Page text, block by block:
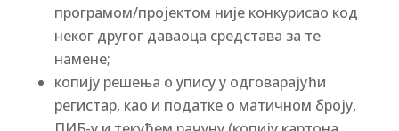
програмом/пројектом није конкурисао код
неког другог даваоца средстава за те
намене;
копију решења о упису у одговарајући
регистар, као и податке о матичном броју,